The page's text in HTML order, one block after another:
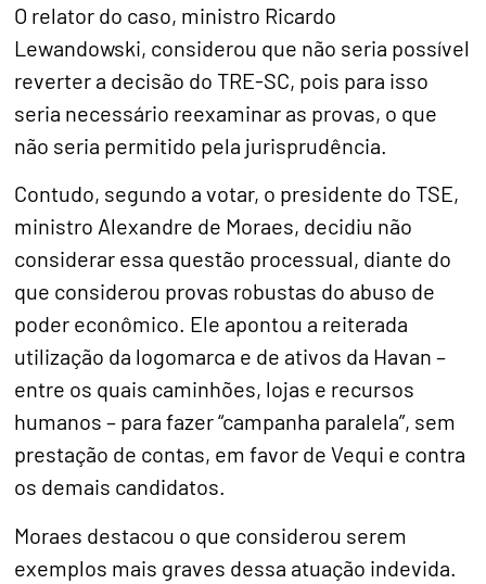
O relator do caso, ministro Ricardo
Lewandowski, considerou que não seria possível
reverter a decisão do TRE-SC, pois para isso
seria necessário reexaminar as provas, o que
não seria permitido pela jurisprudência.
Contudo, segundo a votar, o presidente do TSE,
ministro Alexandre de Moraes, decidiu não
considerar essa questão processual, diante do
que considerou provas robustas do abuso de
poder econômico. Ele apontou a reiterada
utilização da logomarca e de ativos da Havan –
entre os quais caminhões, lojas e recursos
humanos – para fazer “campanha paralela”, sem
prestação de contas, em favor de Vequi e contra
os demais candidatos.
Moraes destacou o que considerou serem
exemplos mais graves dessa atuação indevida.